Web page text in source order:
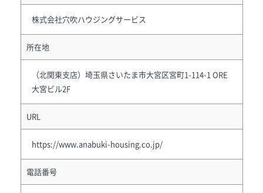
株式会社穴吹ハウジングサービス
所在地
（北関東支店）埼玉県さいたま市大宮区宮町1-114-1 ORE
大宮ビル2F
URL
https://www.anabuki-housing.co.jp/
電話番号